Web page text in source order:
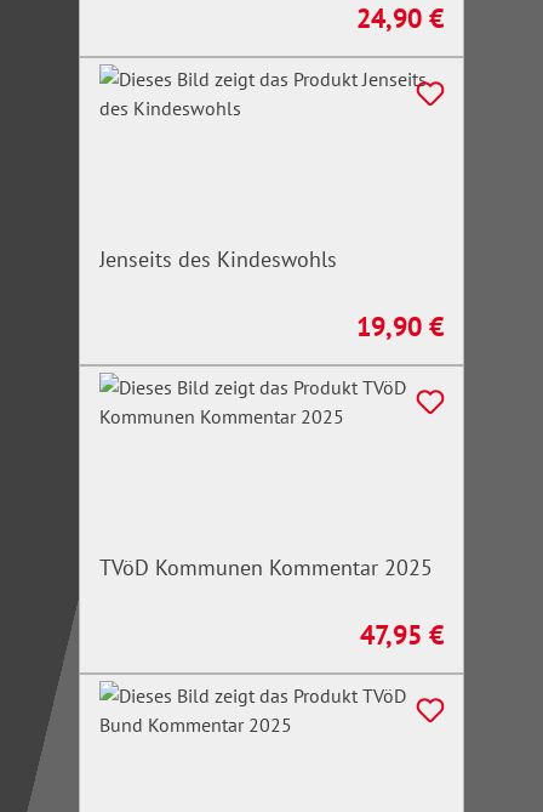
Regulärer Preis:
24,90 €
Jenseits des Kindeswohls
Regulärer Preis:
19,90 €
TVöD Kommunen Kommentar 2025
Regulärer Preis:
47,95 €